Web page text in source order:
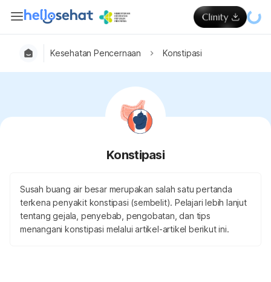
Kesehatan Pencernaan Konstipasi
Konstipasi
Susah buang air besar merupakan salah satu pertanda
terkena penyakit konstipasi (sembelit). Pelajari lebih lanjut
tentang gejala, penyebab, pengobatan, dan tips
menangani konstipasi melalui artikel-artikel berikut ini.